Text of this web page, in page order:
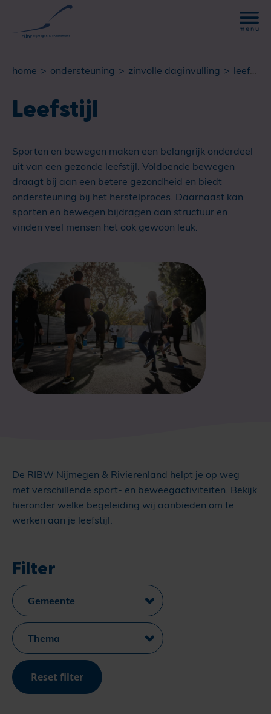
home ondersteuning zinvolle daginvulling leefstijl
Leefstijl
Sporten en bewegen maken een belangrijk onderdeel
uit van een gezonde leefstijl. Voldoende bewegen
draagt bij aan een betere gezondheid en biedt
ondersteuning bij het herstelproces. Daarnaast kan
sporten en bewegen bijdragen aan structuur en
vinden veel mensen het ook gewoon leuk.
De RIBW Nijmegen & Rivierenland helpt je op weg
met verschillende sport- en beweegactiviteiten. Bekijk
hieronder welke begeleiding wij aanbieden om te
werken aan je leefstijl.
Filter
Reset filter